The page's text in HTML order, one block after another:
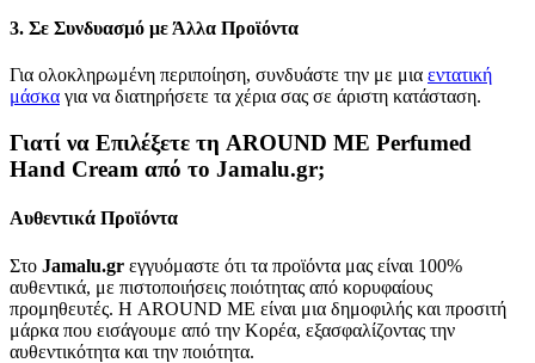
3. Σε Συνδυασμό με Άλλα Προϊόντα
Για ολοκληρωμένη περιποίηση, συνδυάστε την με μια εντατική
μάσκα για να διατηρήσετε τα χέρια σας σε άριστη κατάσταση.
Γιατί να Επιλέξετε τη AROUND ME Perfumed
Hand Cream από το Jamalu.gr;
Αυθεντικά Προϊόντα
Στο Jamalu.gr εγγυόμαστε ότι τα προϊόντα μας είναι 100%
αυθεντικά, με πιστοποιήσεις ποιότητας από κορυφαίους
προμηθευτές. Η AROUND ME είναι μια δημοφιλής και προσιτή
μάρκα που εισάγουμε από την Κορέα, εξασφαλίζοντας την
αυθεντικότητα και την ποιότητα.